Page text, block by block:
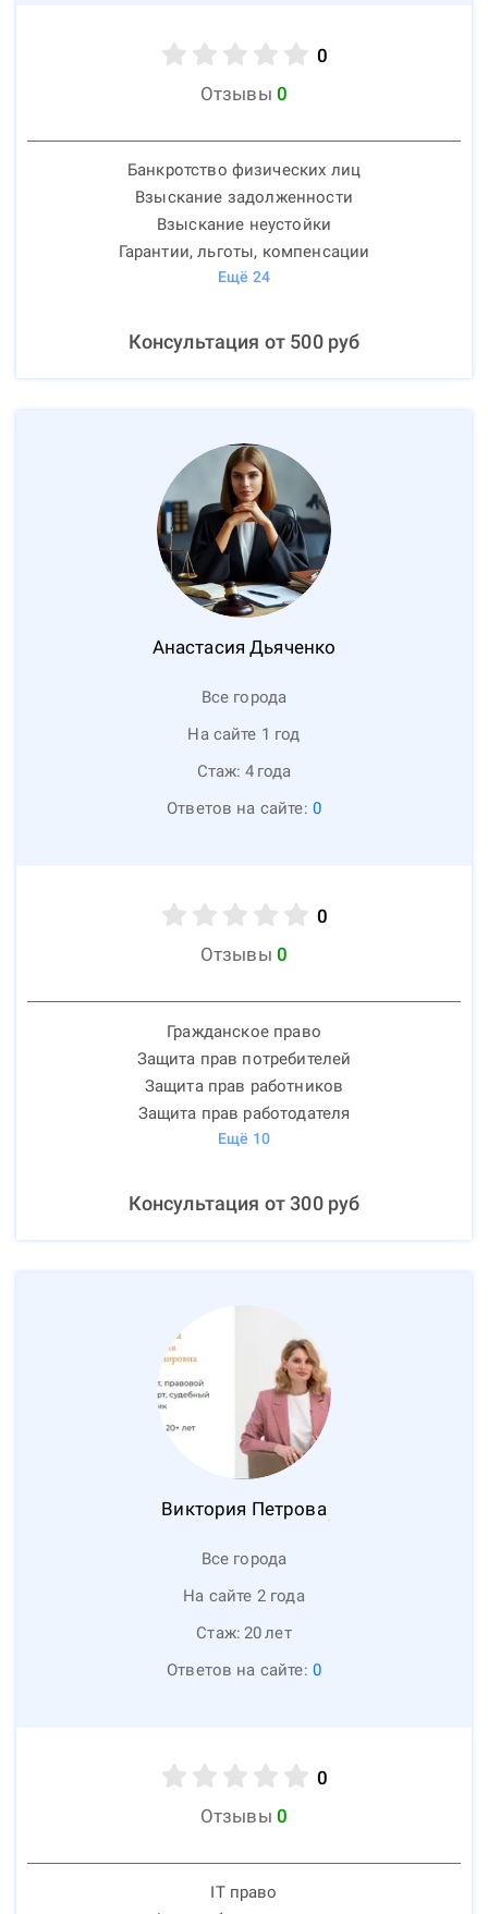
0
Отзывы 0
Банкротство физических лиц
Взыскание задолженности
Взыскание неустойки
Гарантии, льготы, компенсации
Ещё 24
Консультация от 500руб
Анастасия Дьяченко
Все города
На сайте 1 год
Стаж: 4 года
Ответов на сайте: 0
0
Отзывы 0
Гражданское право
Защита прав потребителей
Защита прав работников
Защита прав работодателя
Ещё 10
Консультация от300руб
Виктория Петрова
Все города
На сайте 2 года
Стаж: 20лет
Ответов на сайте: 0
0
Отзывы 0
IT право